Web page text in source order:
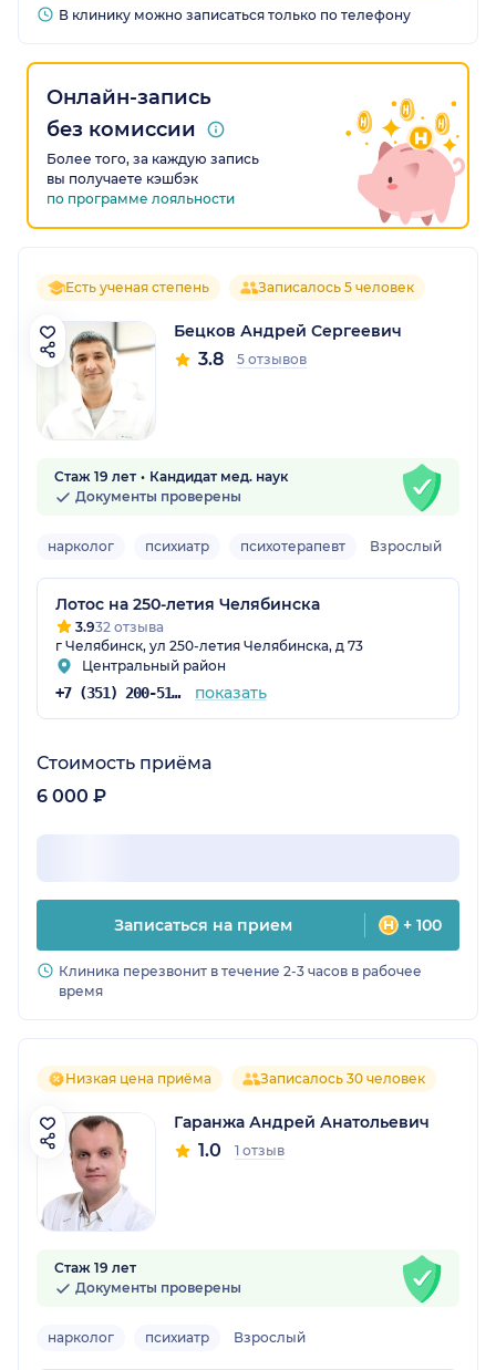
В клинику можно записаться только по телефону
Онлайн-запись
без комиссии
Более того, за каждую запись
вы получаете кэшбэк
по программе лояльности
Есть ученая степень Записалось 5 человек
Бецков Андрей Сергеевич
3.8 5 отзывов
Стаж 19 лет
Кандидат мед. наук
Документы проверены
нарколог психиатр психотерапевт Взрослый
Лотос на 250-летия Челябинска
3.932 отзыва
г Челябинск, ул 250-летия Челябинска, д 73
Центральный район
+7 (351) 200-51-58 показать
Стоимость приёма
6 000 ₽
Записаться на прием + 100
Клиника перезвонит в течение 2-3 часов в рабочее
время
Низкая цена приёма Записалось 30 человек
Гаранжа Андрей Анатольевич
1.0 1 отзыв
Стаж 19 лет
Документы проверены
нарколог психиатр Взрослый